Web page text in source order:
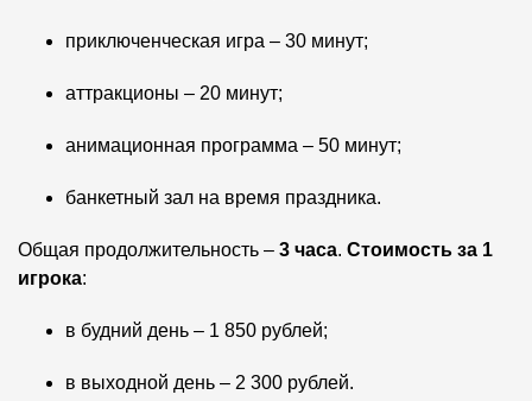
приключенческая игра – 30 минут;
аттракционы – 20 минут;
анимационная программа – 50 минут;
банкетный зал на время праздника.
Общая продолжительность – 3 часа. Стоимость за 1
игрока:
в будний день – 1 850 рублей;
в выходной день – 2 300 рублей.